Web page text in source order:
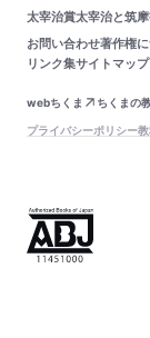
太宰治賞太宰治と筑
お問い合わせ著作権
リンク集サイトマップ
webちくま
ちくまの
プライバシーポリシー